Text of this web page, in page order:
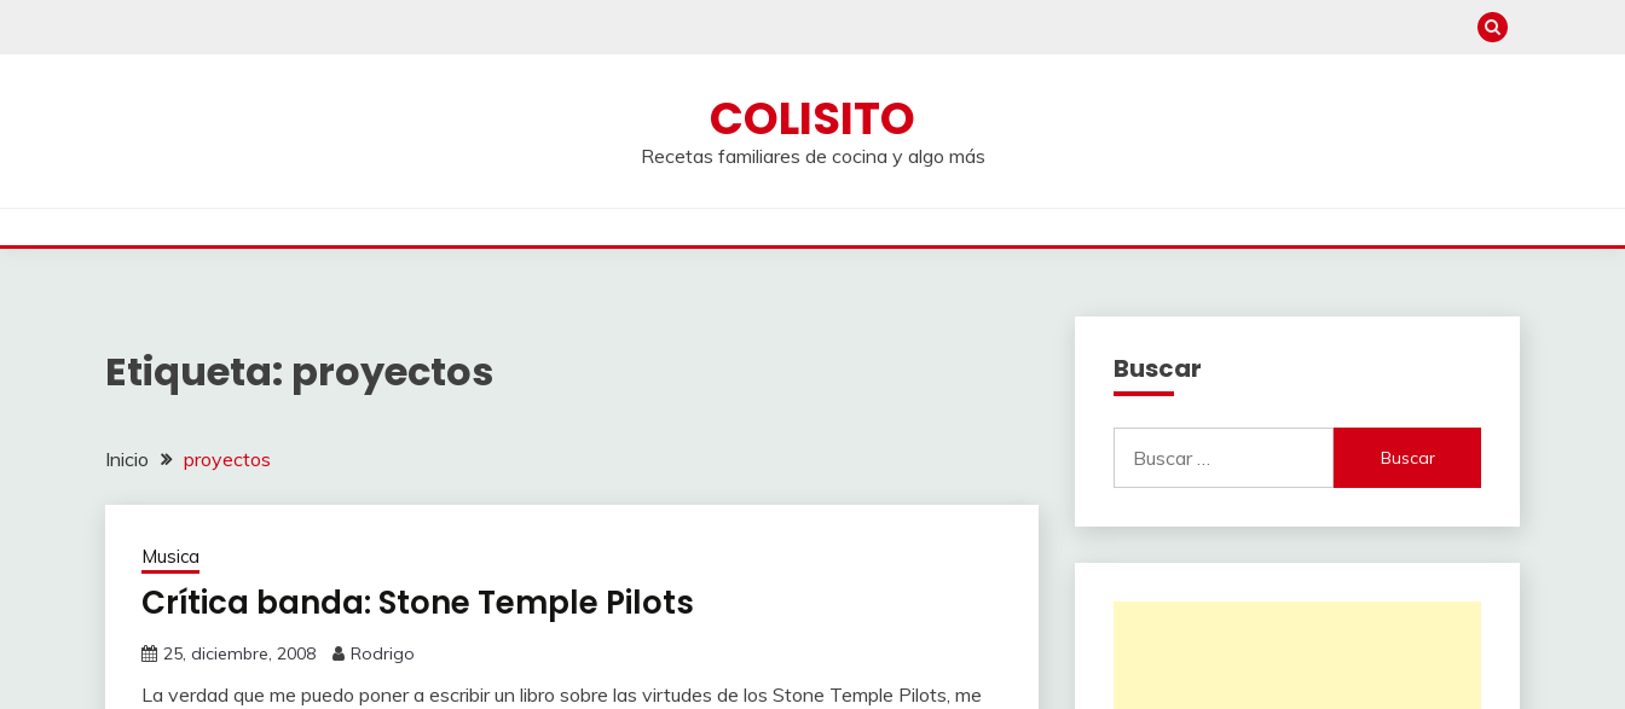
COLISITO
Recetas familiares de cocina y algo más
Etiqueta: proyectos
Inicio proyectos
Musica
Crítica banda: Stone Temple Pilots
25, diciembre, 2008 Rodrigo
La verdad que me puedo poner a escribir un libro sobre las virtudes de los Stone Temple Pilots, me
Buscar